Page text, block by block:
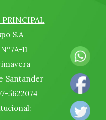
S.A
11
Santander
5622074